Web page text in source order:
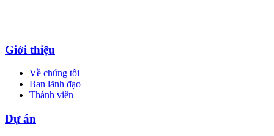
Giới thiệu
Về chúng tôi
Ban lãnh đạo
Thành viên
Dự án